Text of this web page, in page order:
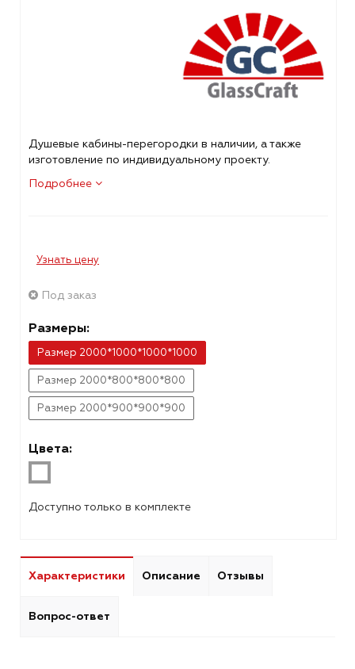
Душевые кабины-перегородки в наличии, а также
изготовление по индивидуальному проекту.
Подробнее
Узнать цену
Под заказ
Размеры:
Размер 2000*1000*1000*1000
Размер 2000*800*800*800
Размер 2000*900*900*900
Цвета:
Доступно только в комплекте
Характеристики Описание Отзывы
Вопрос-ответ